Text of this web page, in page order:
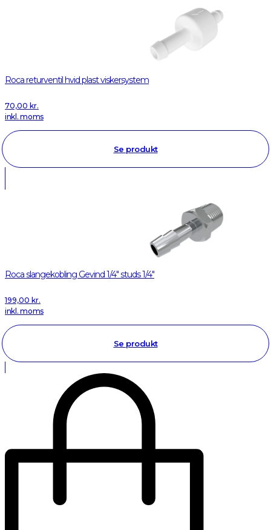
Roca returventil hvid plast viskersystem
70,00 kr.
inkl. moms
Se produkt
Roca slangekobling Gevind 1/4" studs 1/4"
199,00 kr.
inkl. moms
Se produkt